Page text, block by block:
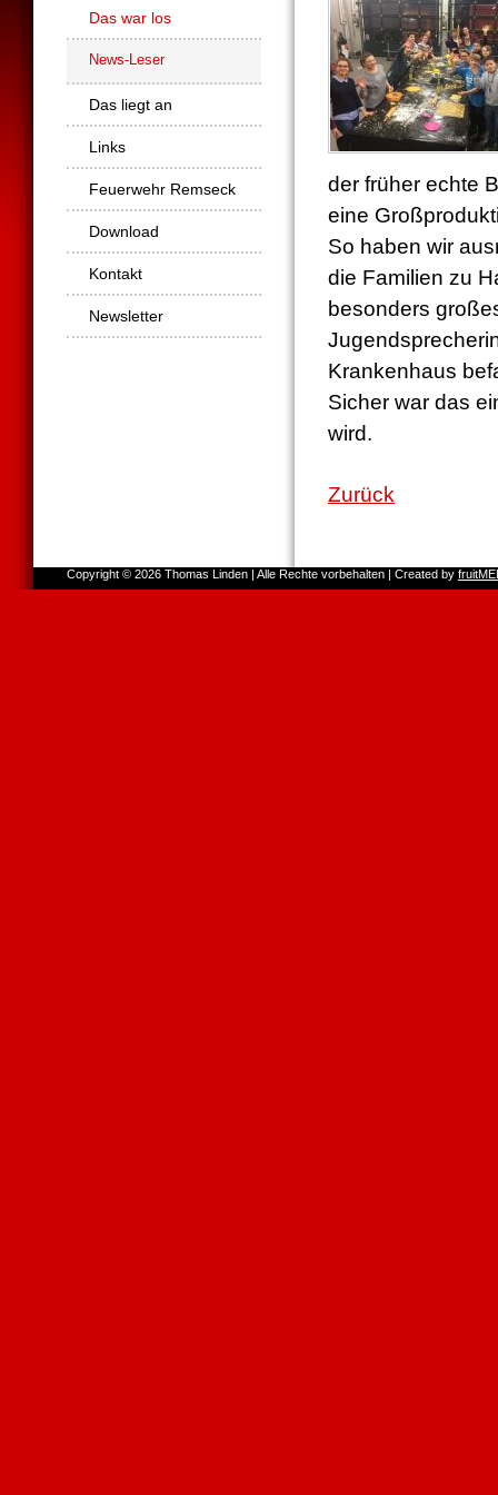
der früher echte
eine
So haben wir
die Familien zu
besonders
Krankenhaus
Sicher war das
wird.
Zurück
Das war los
News-Leser
Das liegt an
Links
Feuerwehr Remseck
Download
Kontakt
Newsletter
Copyright © 2026 Thomas Linden | Alle Rechte vorbehalten | Created by